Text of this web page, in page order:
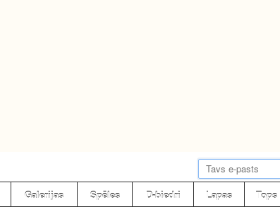
Galerijas Spēles D-biedri Lapas Tops